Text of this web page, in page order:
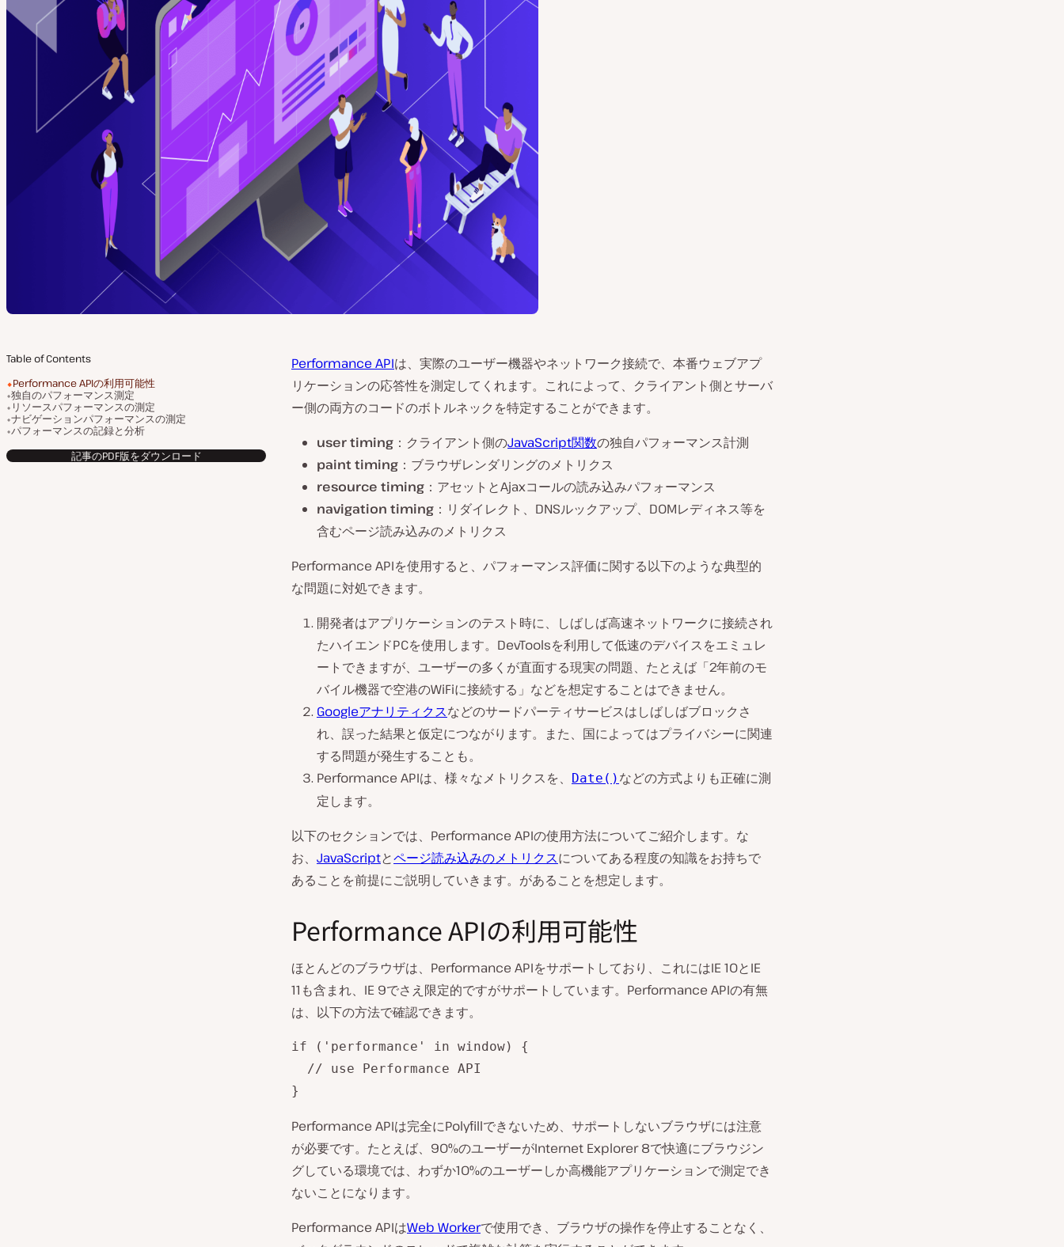
Table of Contents
Performance APIの利用可能性
独自のパフォーマンス測定
リソースパフォーマンスの測定
ナビゲーションパフォーマンスの測定
パフォーマンスの記録と分析
記事のPDF版をダウンロード
Performance APIは、実際のユーザー機器やネットワーク接続で、本番ウェブアプ
リケーションの応答性を測定してくれます。これによって、クライアント側とサーバ
ー側の両方のコードのボトルネックを特定することができます。
user timing ：クライアント側のJavaScript関数の独自パフォーマンス計測
paint timing ：ブラウザレンダリングのメトリクス
resource timing ：アセットとAjaxコールの読み込みパフォーマンス
navigation timing ：リダイレクト、DNSルックアップ、DOMレディネス等を
含むページ読み込みのメトリクス
Performance APIを使用すると、パフォーマンス評価に関する以下のような典型的
な問題に対処できます。
開発者はアプリケーションのテスト時に、しばしば高速ネットワークに接続され
たハイエンドPCを使用します。DevToolsを利用して低速のデバイスをエミュレ
ートできますが、ユーザーの多くが直面する現実の問題、たとえば「2年前のモ
バイル機器で空港のWiFiに接続する」などを想定することはできません。
Googleアナリティクスなどのサードパーティサービスはしばしばブロックさ
れ、誤った結果と仮定につながります。また、国によってはプライバシーに関連
する問題が発生することも。
Performance APIは、様々なメトリクスを、
Date() などの方式よりも正確に測
定します。
以下のセクションでは、Performance APIの使用方法についてご紹介します。な
お、 JavaScriptとページ読み込みのメトリクスについてある程度の知識をお持ちで
あることを前提にご説明していきます。があることを想定します。
Performance APIの利用可能性
ほとんどのブラウザは、Performance APIをサポートしており、これにはIE 10とIE
11も含まれ、IE 9でさえ限定的ですがサポートしています。Performance APIの有無
は、以下の方法で確認できます。
if ('performance' in window) {
  // use Performance API
}
Performance APIは完全にPolyfillできないため、サポートしないブラウザには注意
が必要です。たとえば、90%のユーザーがInternet Explorer 8で快適にブラウジン
グしている環境では、わずか10%のユーザーしか高機能アプリケーションで測定でき
ないことになります。
Performance APIはWeb Workerで使用でき、ブラウザの操作を停止することなく、